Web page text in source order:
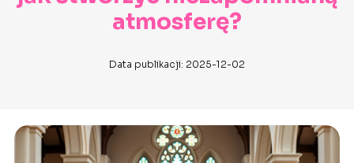
atmosferę?
Data publikacji: 2025-12-02